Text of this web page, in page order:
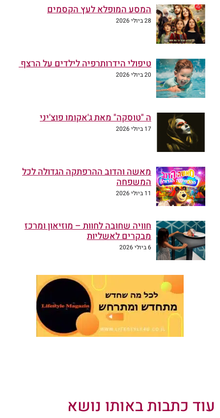
המסע המופלא לעץ הקסמים
28 ביולי 2026
טיפולי הידרותרפיה לילדים על הרצף
20 ביולי 2026
ה "טוסקה" מאת ג'אקומו פוצ'יני
17 ביולי 2026
מאשה והדוב ההרפתקה הגדולה לכל
המשפחה
11 ביולי 2026
חוויה שחובה לחוות – מוזיאון ומרכז
מבקרים לאשליות
6 ביולי 2026
עוד כתבות באותו נושא